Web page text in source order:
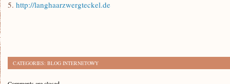
5. http://langhaarzwergteckel.de
CATEGORIES: BLOG INTERNETOWY